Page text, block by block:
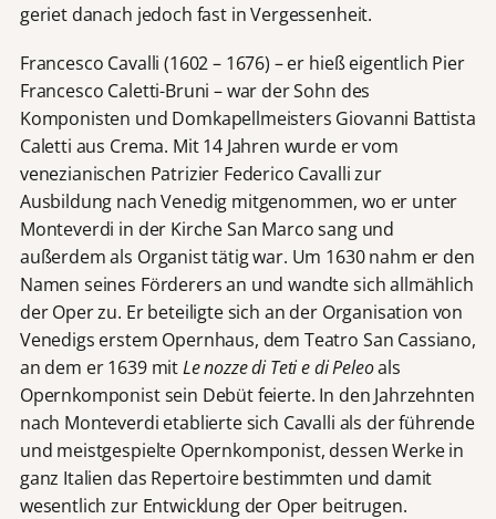
geriet danach jedoch fast in Vergessenheit.
Francesco Cavalli (1602 – 1676) – er hieß eigentlich Pier
Francesco Caletti-Bruni – war der Sohn des
Komponisten und Domkapellmeisters Giovanni Battista
Caletti aus Crema. Mit 14 Jahren wurde er vom
venezianischen Patrizier Federico Cavalli zur
Ausbildung nach Venedig mitgenommen, wo er unter
Monteverdi in der Kirche San Marco sang und
außerdem als Organist tätig war. Um 1630 nahm er den
Namen seines Förderers an und wandte sich allmählich
der Oper zu. Er beteiligte sich an der Organisation von
Venedigs erstem Opernhaus, dem Teatro San Cassiano,
an dem er 1639 mitLe nozze di Teti e di Peleoals
Opernkomponist sein Debüt feierte. In den Jahrzehnten
nach Monteverdi etablierte sich Cavalli als der führende
und meistgespielte Opernkomponist, dessen Werke in
ganz Italien das Repertoire bestimmten und damit
wesentlich zur Entwicklung der Oper beitrugen.